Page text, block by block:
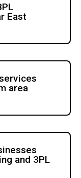
East
area
and 3PL